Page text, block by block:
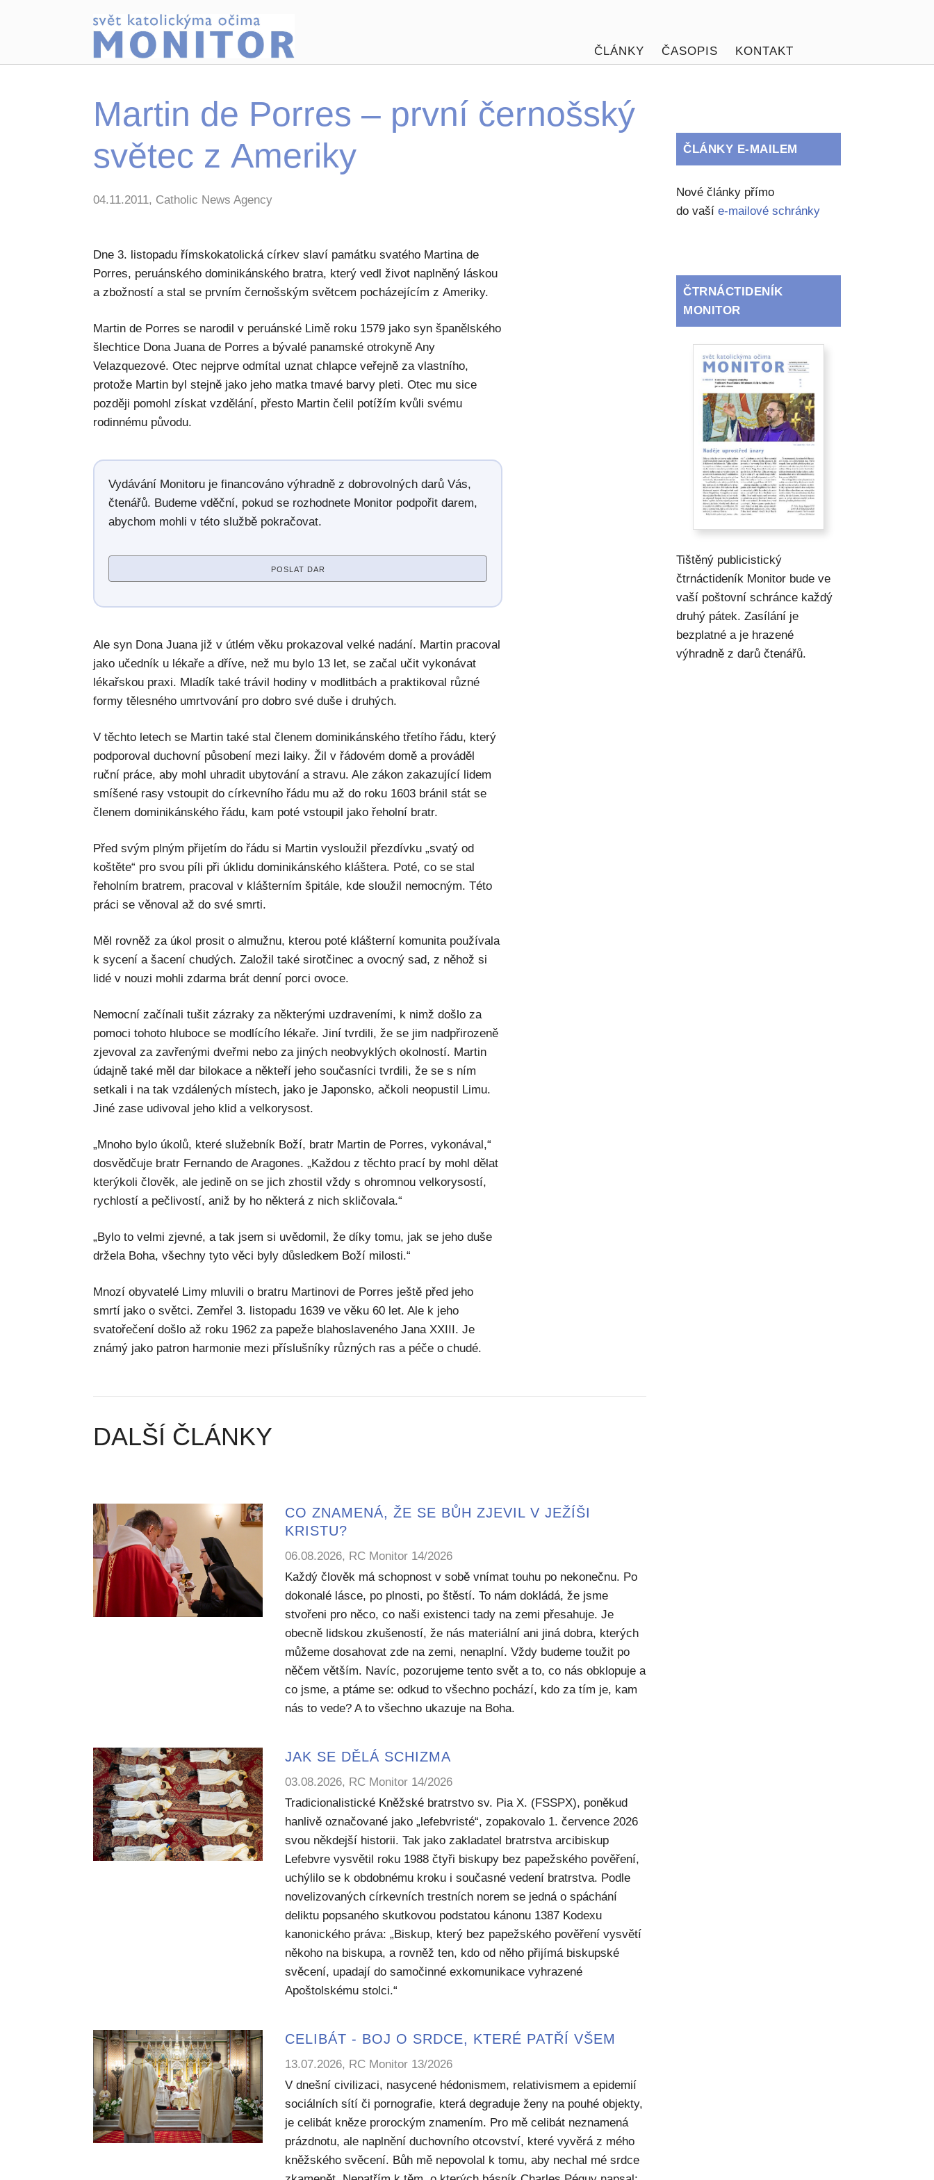
ČLÁNKY ČASOPIS KONTAKT
Martin de Porres – první černošský
světec z Ameriky
04.11.2011, Catholic News Agency
Dne 3. listopadu římskokatolická církev slaví památku svatého Martina de
Porres, peruánského dominikánského bratra, který vedl život naplněný láskou
a zbožností a stal se prvním černošským světcem pocházejícím z Ameriky.
Martin de Porres se narodil v peruánské Limě roku 1579 jako syn španělského
šlechtice Dona Juana de Porres a bývalé panamské otrokyně Any
Velazquezové. Otec nejprve odmítal uznat chlapce veřejně za vlastního,
protože Martin byl stejně jako jeho matka tmavé barvy pleti. Otec mu sice
později pomohl získat vzdělání, přesto Martin čelil potížím kvůli svému
rodinnému původu.
Vydávání Monitoru je financováno výhradně z dobrovolných darů Vás,
čtenářů. Budeme vděční, pokud se rozhodnete Monitor podpořit darem,
abychom mohli v této službě pokračovat.
POSLAT DAR
Ale syn Dona Juana již v útlém věku prokazoval velké nadání. Martin pracoval
jako učedník u lékaře a dříve, než mu bylo 13 let, se začal učit vykonávat
lékařskou praxi. Mladík také trávil hodiny v modlitbách a praktikoval různé
formy tělesného umrtvování pro dobro své duše i druhých.
V těchto letech se Martin také stal členem dominikánského třetího řádu, který
podporoval duchovní působení mezi laiky. Žil v řádovém domě a prováděl
ruční práce, aby mohl uhradit ubytování a stravu. Ale zákon zakazující lidem
smíšené rasy vstoupit do církevního řádu mu až do roku 1603 bránil stát se
členem dominikánského řádu, kam poté vstoupil jako řeholní bratr.
Před svým plným přijetím do řádu si Martin vysloužil přezdívku „svatý od
koštěte“ pro svou píli při úklidu dominikánského kláštera. Poté, co se stal
řeholním bratrem, pracoval v klášterním špitále, kde sloužil nemocným. Této
práci se věnoval až do své smrti.
Měl rovněž za úkol prosit o almužnu, kterou poté klášterní komunita používala
k sycení a šacení chudých. Založil také sirotčinec a ovocný sad, z něhož si
lidé v nouzi mohli zdarma brát denní porci ovoce.
Nemocní začínali tušit zázraky za některými uzdraveními, k nimž došlo za
pomoci tohoto hluboce se modlícího lékaře. Jiní tvrdili, že se jim nadpřirozeně
zjevoval za zavřenými dveřmi nebo za jiných neobvyklých okolností. Martin
údajně také měl dar bilokace a někteří jeho současníci tvrdili, že se s ním
setkali i na tak vzdálených místech, jako je Japonsko, ačkoli neopustil Limu.
Jiné zase udivoval jeho klid a velkorysost.
„Mnoho bylo úkolů, které služebník Boží, bratr Martin de Porres, vykonával,“
dosvědčuje bratr Fernando de Aragones. „Každou z těchto prací by mohl dělat
kterýkoli člověk, ale jedině on se jich zhostil vždy s ohromnou velkorysostí,
rychlostí a pečlivostí, aniž by ho některá z nich skličovala.“
„Bylo to velmi zjevné, a tak jsem si uvědomil, že díky tomu, jak se jeho duše
držela Boha, všechny tyto věci byly důsledkem Boží milosti.“
Mnozí obyvatelé Limy mluvili o bratru Martinovi de Porres ještě před jeho
smrtí jako o světci. Zemřel 3. listopadu 1639 ve věku 60 let. Ale k jeho
svatořečení došlo až roku 1962 za papeže blahoslaveného Jana XXIII. Je
známý jako patron harmonie mezi příslušníky různých ras a péče o chudé.
DALŠÍ ČLÁNKY
CO ZNAMENÁ, ŽE SE BŮH ZJEVIL V JEŽÍŠI
KRISTU?
06.08.2026, RC Monitor 14/2026
Každý člověk má schopnost v sobě vnímat touhu po nekonečnu. Po
dokonalé lásce, po plnosti, po štěstí. To nám dokládá, že jsme
stvořeni pro něco, co naši existenci tady na zemi přesahuje. Je
obecně lidskou zkušeností, že nás materiální ani jiná dobra, kterých
můžeme dosahovat zde na zemi, nenaplní. Vždy budeme toužit po
něčem větším. Navíc, pozorujeme tento svět a to, co nás obklopuje a
co jsme, a ptáme se: odkud to všechno pochází, kdo za tím je, kam
nás to vede? A to všechno ukazuje na Boha.
JAK SE DĚLÁ SCHIZMA
03.08.2026, RC Monitor 14/2026
Tradicionalistické Kněžské bratrstvo sv. Pia X. (FSSPX), poněkud
hanlivě označované jako „lefebvristé“, zopakovalo 1. července 2026
svou někdejší historii. Tak jako zakladatel bratrstva arcibiskup
Lefebvre vysvětil roku 1988 čtyři biskupy bez papežského pověření,
uchýlilo se k obdobnému kroku i současné vedení bratrstva. Podle
novelizovaných církevních trestních norem se jedná o spáchání
deliktu popsaného skutkovou podstatou kánonu 1387 Kodexu
kanonického práva: „Biskup, který bez papežského pověření vysvětí
někoho na biskupa, a rovněž ten, kdo od něho přijímá biskupské
svěcení, upadají do samočinné exkomunikace vyhrazené
Apoštolskému stolci.“
CELIBÁT - BOJ O SRDCE, KTERÉ PATŘÍ VŠEM
13.07.2026, RC Monitor 13/2026
V dnešní civilizaci, nasycené hédonismem, relativismem a epidemií
sociálních sítí či pornografie, která degraduje ženy na pouhé objekty,
je celibát kněze prorockým znamením. Pro mě celibát neznamená
prázdnotu, ale naplnění duchovního otcovství, které vyvěrá z mého
kněžského svěcení. Bůh mě nepovolal k tomu, aby nechal mé srdce
ČLÁNKY E-MAILEM
Nové články přímo
do vašíe-mailové schránky
ČTRNÁCTIDENÍK
MONITOR
Tištěný publicistický
čtrnáctideník Monitor bude ve
vaší poštovní schránce každý
druhý pátek. Zasílání je
bezplatné a je hrazené
výhradně z darů čtenářů.